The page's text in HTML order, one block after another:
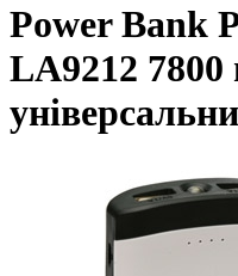
Power Bank
LA9212 7800